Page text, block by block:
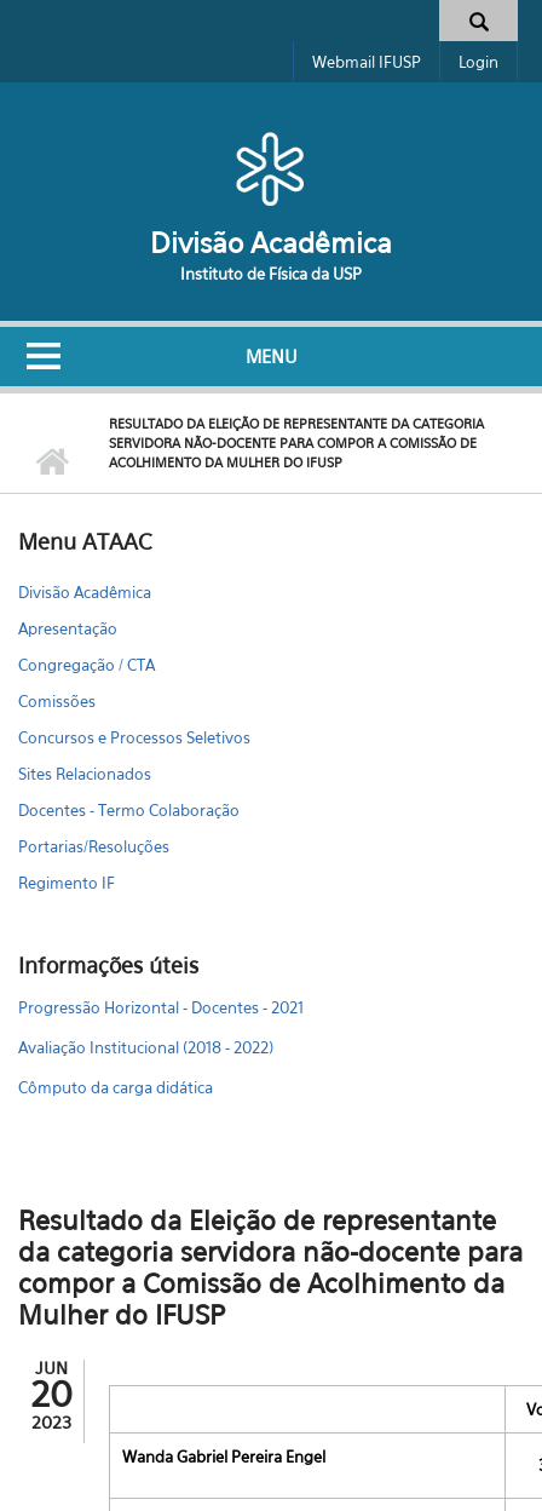
Formulário de busca
Webmail IFUSP Login
Divisão Acadêmica
Instituto de Física da USP
MENU
RESULTADO DA ELEIÇÃO DE REPRESENTANTE DA CATEGORIA
SERVIDORA NÃO-DOCENTE PARA COMPOR A COMISSÃO DE
ACOLHIMENTO DA MULHER DO IFUSP
Menu ATAAC
Divisão Acadêmica
Apresentação
Congregação / CTA
Comissões
Concursos e Processos Seletivos
Sites Relacionados
Docentes - Termo Colaboração
Portarias/Resoluções
Regimento IF
Informações úteis
Progressão Horizontal - Docentes - 2021
Avaliação Institucional (2018 - 2022)
Cômputo da carga didática
Resultado da Eleição de representante
da categoria servidora não-docente para
compor a Comissão de Acolhimento da
Mulher do IFUSP
JUN
20
2023
Wanda Gabriel Pereira Engel